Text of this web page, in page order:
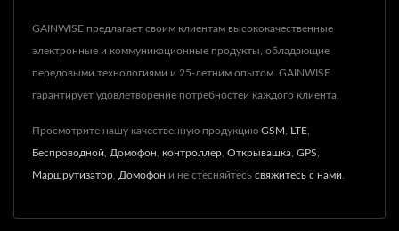
GAINWISE предлагает своим клиентам высококачественные
электронные и коммуникационные продукты, обладающие
передовыми технологиями и 25-летним опытом. GAINWISE
гарантирует удовлетворение потребностей каждого клиента.
Просмотрите нашу качественную продукцию GSM LTE
Беспроводной Домофон контроллер Открывашка GPS
Маршрутизатор Домофон и не стесняйтесь свяжитесь с нами